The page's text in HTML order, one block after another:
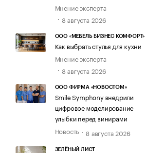
Мнение эксперта
8 августа 2026
ООО «МЕБЕЛЬ БИЗНЕС КОМФОРТ»
Как выбрать стулья для кухни
Мнение эксперта
8 августа 2026
ООО ФИРМА «НОВОСТОМ»
Smile Symphony внедрили
цифровое моделирование
улыбки перед винирами
Новость
8 августа 2026
ЗЕЛЁНЫЙ ЛИСТ